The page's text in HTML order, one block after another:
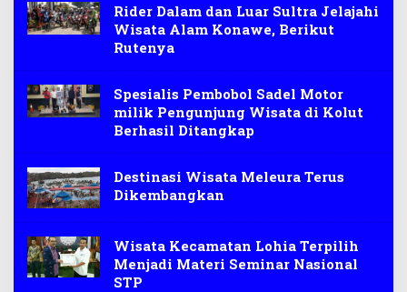
Rider Dalam dan Luar Sultra Jelajahi
Wisata Alam Konawe, Berikut
Rutenya
Spesialis Pembobol Sadel Motor
milik Pengunjung Wisata di Kolut
Berhasil Ditangkap
Destinasi Wisata Meleura Terus
Dikembangkan
Wisata Kecamatan Lohia Terpilih
Menjadi Materi Seminar Nasional
STP